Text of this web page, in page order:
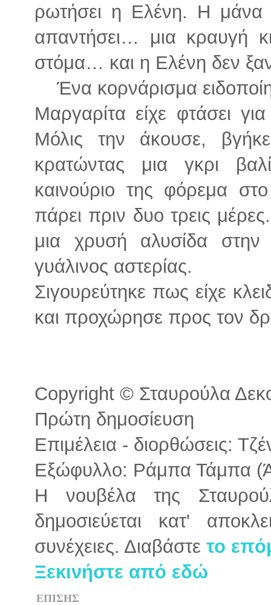
ρωτήσει η Ελένη. Η μάνα
απαντήσει… μια κραυγή
στόμα… και η Ελένη δεν
Ένα κορνάρισμα
Μαργαρίτα είχε φτάσει
Μόλις την άκουσε,
κρατώντας μια γκρι
καινούριο της φόρεμα
πάρει πριν δυο τρεις
μια χρυσή αλυσίδα
γυάλινος αστερίας.
Σιγουρεύτηκε πως είχε
και προχώρησε προς τον
Copyright © Σταυρούλα
Πρώτη δημοσίευση
Επιμέλεια - διορθώσεις:
Εξώφυλλο: Ράμπα Τάμπα
Η νουβέλα της
δημοσιεύεται κατ'
συνέχειες. Διαβάστε το
Ξεκινήστε από εδώ
ΕΠΙΣΗΣ